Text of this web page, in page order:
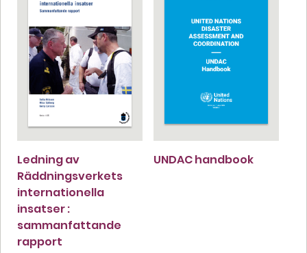
Ledning av
Räddningsverkets
internationella
insatser :
sammanfattande
rapport
UNDAC handbook